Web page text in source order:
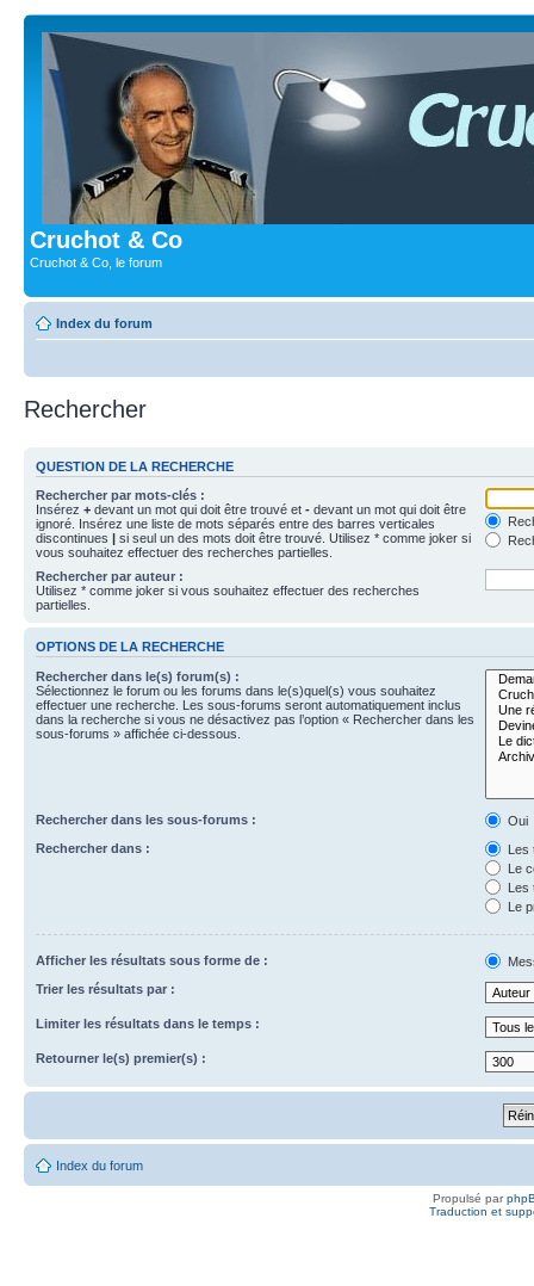
Cruchot & Co
Cruchot & Co, le forum
Index du forum
Rechercher
QUESTION DE LA RECHERCHE
Rechercher par mots-clés :
Insérez + devant un mot qui doit être trouvé et - devant un mot qui doit être
ignoré. Insérez une liste de mots séparés entre des barres verticales
discontinues | si seul un des mots doit être trouvé. Utilisez * comme joker si
vous souhaitez effectuer des recherches partielles.
Rechercher par auteur :
Utilisez * comme joker si vous souhaitez effectuer des recherches
partielles.
OPTIONS DE LA RECHERCHE
Rechercher dans le(s) forum(s) :
Sélectionnez le forum ou les forums dans le(s)quel(s) vous souhaitez
effectuer une recherche. Les sous-forums seront automatiquement inclus
dans la recherche si vous ne désactivez pas l’option « Rechercher dans les
sous-forums » affichée ci-dessous.
Rechercher dans les sous-forums :
Oui
Rechercher dans :
Les
Le
Les
Le
Afficher les résultats sous forme de :
Trier les résultats par :
Limiter les résultats dans le temps :
Retourner le(s) premier(s) :
Index du forum
Propulsé par
Traduction et